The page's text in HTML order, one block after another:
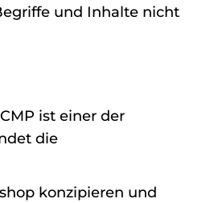
und Inhalte nicht
ist einer der
die
konzipieren und